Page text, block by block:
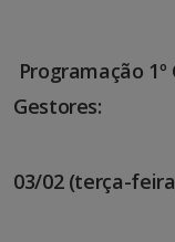
Programação
Gestores:
03/02 (terça-